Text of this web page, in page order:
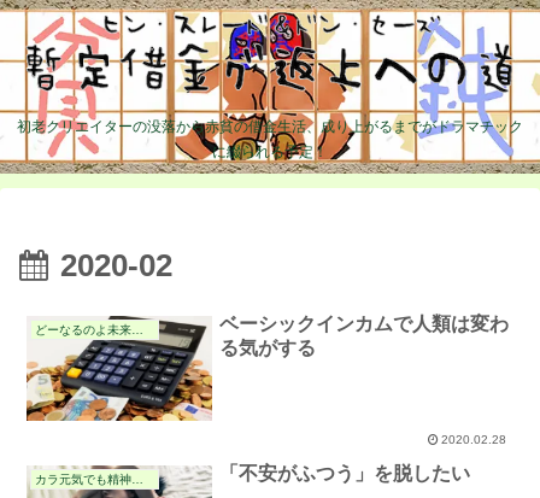
初老クリエイターの没落から赤貧の借金生活、成り上がるまでがドラマチック
に綴られる予定！
2020-02
どーなるのよ未来展望の件
ベーシックインカムで人類は変わ
る気がする
2020.02.28
カラ元気でも精神安定の件 「不安がふつう」を脱したい